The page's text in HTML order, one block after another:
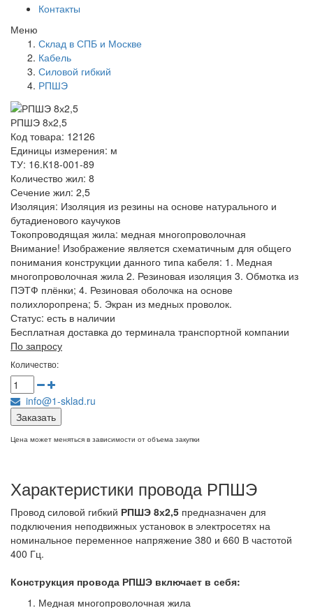
Контакты
Меню
Склад в СПБ и Москве
Кабель
Силовой гибкий
РПШЭ
РПШЭ 8х2,5
Код товара: 12126
Единицы измерения: м
ТУ: 16.К18-001-89
Количество жил: 8
Сечение жил: 2,5
Изоляция: Изоляция из резины на основе натурального и
бутадиенового каучуков
Токопроводящая жила: медная многопроволочная
Внимание! Изображение является схематичным для общего
понимания конструкции данного типа кабеля: 1. Медная
многопроволочная жила 2. Резиновая изоляция 3. Обмотка из
ПЭТФ плёнки; 4. Резиновая оболочка на основе
полихлоропрена; 5. Экран из медных проволок.
Статус: есть в наличии
Бесплатная доставка до терминала транспортной компании
По запросу
Количество:
info@1-sklad.ru
Заказать
Цена может меняться в зависимости от объема закупки
Характеристики провода РПШЭ
Провод силовой гибкий РПШЭ 8х2,5 предназначен для
подключения неподвижных установок в электросетях на
номинальное переменное напряжение 380 и 660 В частотой
400 Гц.
Конструкция провода РПШЭ включает в себя:
Медная многопроволочная жила